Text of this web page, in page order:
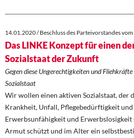
14.01.2020 / Beschluss des Parteivorstandes
Das LINKE Konzept für einen
Sozialstaat der Zukunft
Gegen diese Ungerechtigkeiten und
Sozialstaat
Wir wollen einen aktiven Sozialstaat, der
Krankheit, Unfall, Pflegebedürftigkeit
Erwerbsunfähigkeit und
Armut schützt und im Alter ein